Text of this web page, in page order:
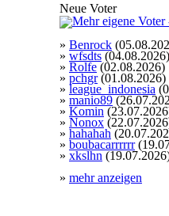
Neue Voter
» Benrock
» wfsdts (04.08.2026)
» Rolfe (02.08.2026)
» pchgr(01.08.2026)
» league_indonesia
» manio89
» Komin
» Nonox
» hahahah
» boubacarrrrrr
» xkslhn
» mehr anzeigen